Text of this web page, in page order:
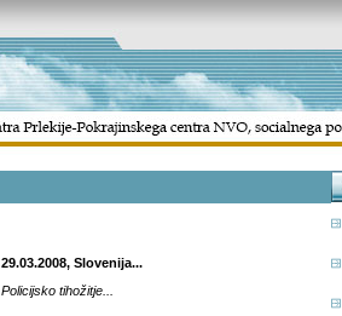
29.03.2008, Slovenija...
Policijsko tihožitje...